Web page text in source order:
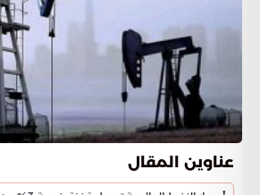
عناوين المقال